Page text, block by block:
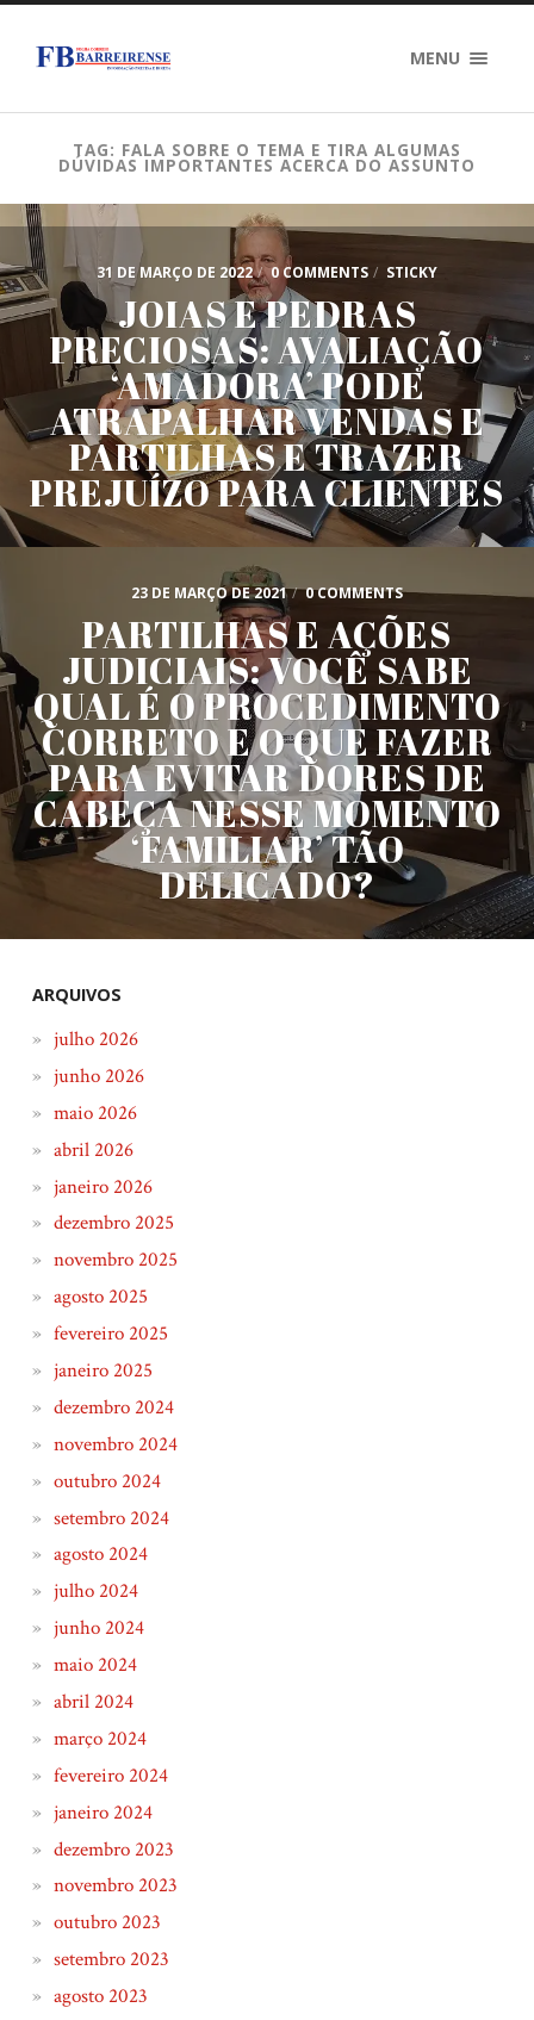
MENU
TAG: FALA SOBRE O TEMA E TIRA ALGUMAS
DÚVIDAS IMPORTANTES ACERCA DO ASSUNTO
31 DE MARÇO DE 2022 / 0 COMMENTS / STICKY
JOIAS E PEDRAS
PRECIOSAS: AVALIAÇÃO
‘AMADORA’ PODE
ATRAPALHAR VENDAS E
PARTILHAS E TRAZER
PREJUÍZO PARA CLIENTES
23 DE MARÇO DE 2021 / 0 COMMENTS
PARTILHAS E AÇÕES
JUDICIAIS: VOCÊ SABE
QUAL É O PROCEDIMENTO
CORRETO E O QUE FAZER
PARA EVITAR DORES DE
CABEÇA NESSE MOMENTO
‘FAMILIAR’ TÃO
DELICADO?
ARQUIVOS
julho 2026
junho 2026
maio 2026
abril 2026
janeiro 2026
dezembro 2025
novembro 2025
agosto 2025
fevereiro 2025
janeiro 2025
dezembro 2024
novembro 2024
outubro 2024
setembro 2024
agosto 2024
julho 2024
junho 2024
maio 2024
abril 2024
março 2024
fevereiro 2024
janeiro 2024
dezembro 2023
novembro 2023
outubro 2023
setembro 2023
agosto 2023